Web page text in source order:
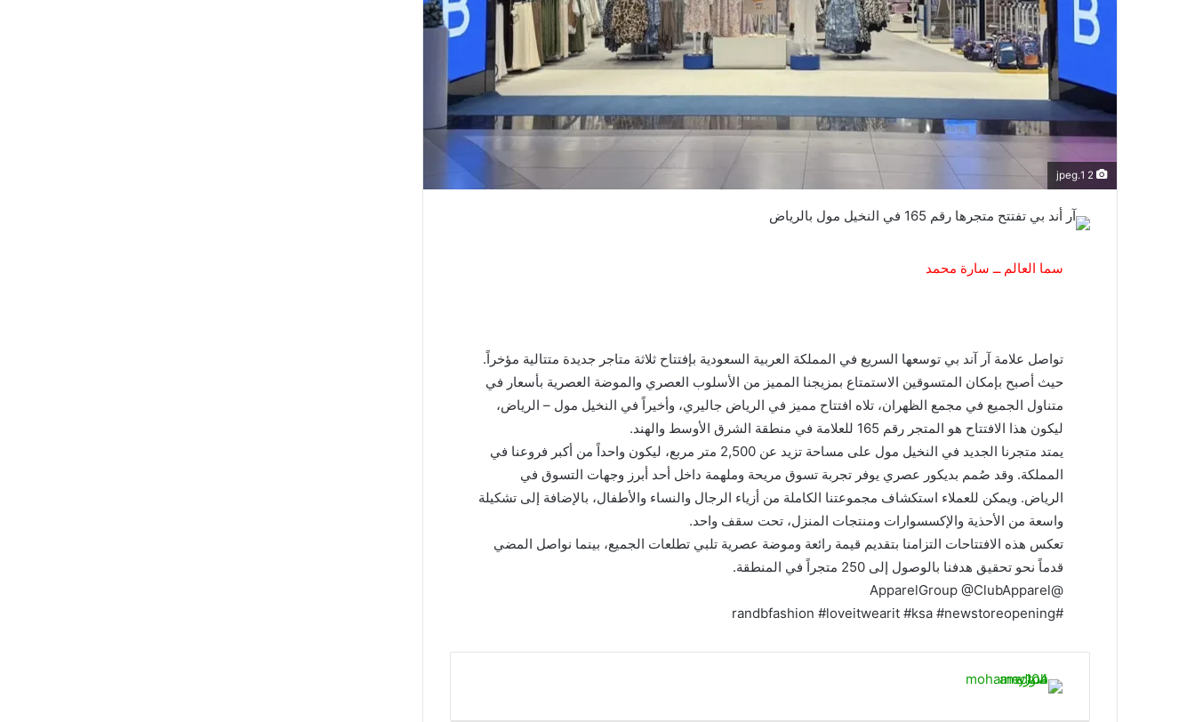
سما العالم ــ سارة محمد
تواصل علامة آر آند بي توسعها السريع في المملكة العربية السعودية بإفتتاح ثلاثة متاجر جديدة متتالية مؤخراً.
حيث أصبح بإمكان المتسوقين الاستمتاع بمزيجنا المميز من الأسلوب العصري والموضة العصرية بأسعار في
متناول الجميع في مجمع الظهران، تلاه افتتاح مميز في الرياض جاليري، وأخيراً في النخيل مول – الرياض،
ليكون هذا الافتتاح هو المتجر رقم 165 للعلامة في منطقة الشرق الأوسط والهند.
يمتد متجرنا الجديد في النخيل مول على مساحة تزيد عن 2,500 متر مربع، ليكون واحداً من أكبر فروعنا في
المملكة. وقد صُمم بديكور عصري يوفر تجربة تسوق مريحة وملهمة داخل أحد أبرز وجهات التسوق في
الرياض. ويمكن للعملاء استكشاف مجموعتنا الكاملة من أزياء الرجال والنساء والأطفال، بالإضافة إلى تشكيلة
واسعة من الأحذية والإكسسوارات ومنتجات المنزل، تحت سقف واحد.
تعكس هذه الافتتاحات التزامنا بتقديم قيمة رائعة وموضة عصرية تلبي تطلعات الجميع، بينما نواصل المضي
قدماً نحو تحقيق هدفنا بالوصول إلى 250 متجراً في المنطقة.
@ApparelGroup @ClubApparel
#randbfashion #loveitwearit #ksa #newstoreopening